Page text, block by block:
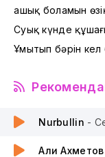
Ғашық боламын
Суық күнде
Ұмытып бәрін кел
Nurbullin -
Али Ахметов